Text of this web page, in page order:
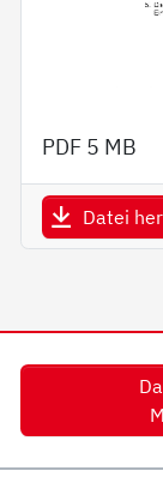
PDF 5 MB
Datei